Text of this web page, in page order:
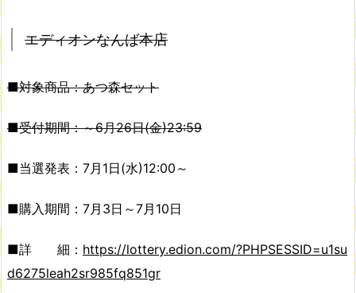
エディオンなんば本店
■対象商品：あつ森セット
■受付期間：～6月26日(金)23:59
■当選発表：7月1日(水)12:00～
■購入期間：7月3日～7月10日
■詳 細： https://lottery.edion.com/?PHPSESSID=u1su
d6275leah2sr985fq851gr